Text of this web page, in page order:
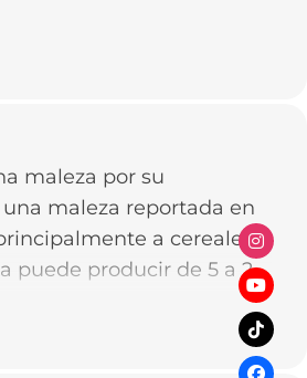
maleza por su
maleza reportada en
a cereales,
puede producir de 5 a 20